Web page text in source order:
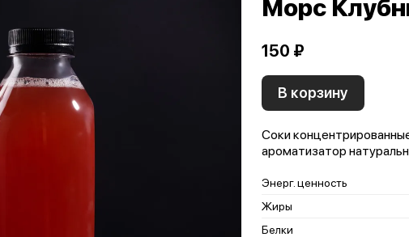
Морс
150 ₽
В корзину
Соки
ароматизатор
Энерг. ценность
Жиры
Белки